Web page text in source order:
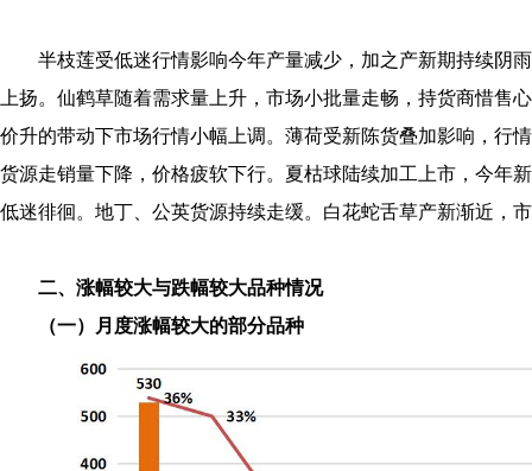
半枝莲受低迷行情影响今年产量减少，加之产新期持续阴
上扬。仙鹤草随着需求量上升，市场小批量走畅，持货商惜售
价升的带动下市场行情小幅上调。薄荷受新陈货叠加影响，行
货源走销量下降，价格疲软下行。夏枯球陆续加工上市，今年
低迷徘徊。地丁、公英货源持续走缓。白花蛇舌草产新渐近，
二、涨幅较大与跌幅较大品种情况
（一）月度涨幅较大的部分品种